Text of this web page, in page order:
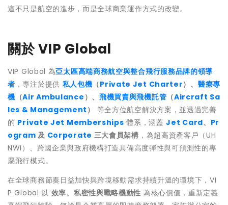
這不只是航空的進步，而是全球商業運作方式的改變。
關於 VIP Global
VIP Global 為亞太區高端商務航空與整合飛行服務品牌的領導
者 ，專注於提供 私人包機 （Private Jet Charter）、 醫療專
機 （Air Ambulance ）、 飛機買賣與飛機託管 （Aircraft Sa
les & Management ）
等全方位航空解決方案，並透過完善
的 Private Jet Memberships 體系，涵蓋Jet Card、 Pr
ogram 及 Corporate 三大會員架構 ，為超高資產客戶（UH
NWI）、跨國企業與政府機構打造具備高度彈性與可預測性的專
屬飛行模式。
在全球商務節奏日益加快與跨境移動需求持續升溫的環境下，VI
P Global 以 效率、私密性與戰略機動性 為核心價值，重新定義